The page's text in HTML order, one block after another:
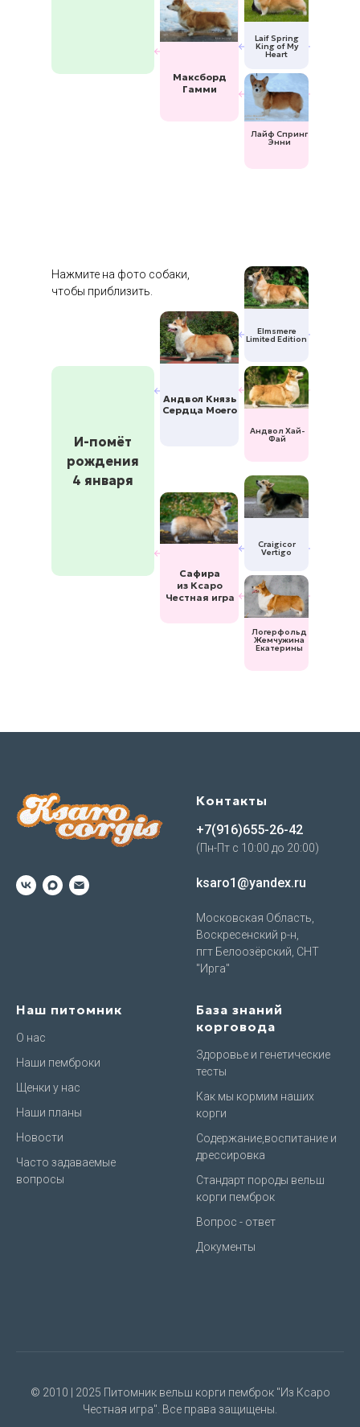
Максборд
Гамми
Лайф Спринг
Энни
Laif Spring
King of My
Heart
Андвол Князь
Сердца Моего
Сафира
из Ксаро
Честная игра
Логерфольд
Жемчужина
Екатерины
Craigicor
Vertigo
Андвол Хай-
Фай
Elmsmere
Limited Edition
И-помёт
рождения
4 января
Нажмите на фото собаки,
чтобы приблизить.
Контакты
+7(916)655-26-42
(Пн-Пт с 10:00 до 20:00)
ksaro1@yandex.ru
Московская Область,
Воскресенский р-н,
пгт Белоозёрский, СНТ
"Ирга"
Наш питомник
О нас
Наши пемброки
Щенки у нас
Наши планы
Новости
Часто задаваемые
вопросы
База знаний
корговода
Здоровье и генетические
тесты
Как мы кормим наших
корги
Содержание,воспитание и
дрессировка
Стандарт породы вельш
корги пемброк
Вопрос - ответ
Документы
© 2010 | 2025 Питомник вельш корги пемброк "Из Ксаро
Честная игра". Все права защищены.